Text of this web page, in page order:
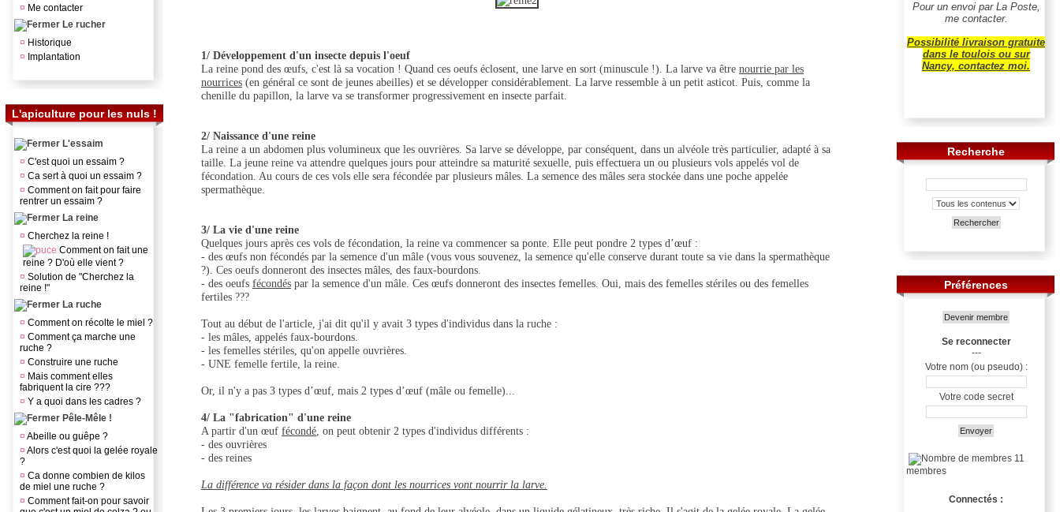
¤ Me contacter
Le rucher
¤ Historique
¤ Implantation
L'apiculture pour les nuls !
L'essaim
¤ C'est quoi un essaim ?
¤ Ca sert à quoi un essaim ?
¤ Comment on fait pour faire
rentrer un essaim ?
La reine
¤ Cherchez la reine !
Comment on fait une
reine ? D'où elle vient ?
¤ Solution de "Cherchez la
reine !"
La ruche
¤ Comment on récolte le miel ?
¤ Comment ça marche une
ruche ?
¤ Construire une ruche
¤ Mais comment elles
fabriquent la cire ???
¤ Y a quoi dans les cadres ?
Pêle-Mêle !
¤ Abeille ou guêpe ?
¤ Alors c'est quoi la gelée royale
?
¤ Ca donne combien de kilos
de miel une ruche ?
¤ Comment fait-on pour savoir
1/ Développement d'un insecte depuis l'oeuf
La reine pond des œufs, c'est là sa vocation ! Quand ces oeufs éclosent, une larve en sort (minuscule !). La larve va être nourrie par les
nourrices (en général ce sont de jeunes abeilles) et se développer considérablement. La larve ressemble à un petit asticot. Puis, comme la
chenille du papillon, la larve va se transformer progressivement en insecte parfait.
2/ Naissance d'une reine
La reine a un abdomen plus volumineux que les ouvrières. Sa larve se développe, par conséquent, dans un alvéole très particulier, adapté à sa
taille. La jeune reine va attendre quelques jours pour atteindre sa maturité sexuelle, puis effectuera un ou plusieurs vols appelés vol de
fécondation. Au cours de ces vols elle sera fécondée par plusieurs mâles. La semence des mâles sera stockée dans une poche appelée
spermathèque.
3/ La vie d'une reine
Quelques jours après ces vols de fécondation, la reine va commencer sa ponte. Elle peut pondre 2 types d’œuf :
- des œufs non fécondés par la semence d'un mâle (vous vous souvenez, la semence qu'elle conserve durant toute sa vie dans la spermathèque
?). Ces oeufs donneront des insectes mâles, des faux-bourdons.
- des oeufs fécondés par la semence d'un mâle. Ces œufs donneront des insectes femelles. Oui, mais des femelles stériles ou des femelles
fertiles ???
Tout au début de l'article, j'ai dit qu'il y avait 3 types d'individus dans la ruche :
- les mâles, appelés faux-bourdons.
- les femelles stériles, qu'on appelle ouvrières.
- UNE femelle fertile, la reine.
Or, il n'y a pas 3 types d’œuf, mais 2 types d’œuf (mâle ou femelle)...
4/ La "fabrication" d'une reine
A partir d'un œuf fécondé , on peut obtenir 2 types d'individus différents :
- des ouvrières
- des reines
La différence va résider dans la façon dont les nourrices vont nourrir la larve.
Pour un envoi par La Poste,
me contacter.
Possibilité livraison gratuite
dans le toulois ou sur
Nancy, contactez moi.
Recherche
Rechercher
Préférences
Devenir membre
Se reconnecter
---
Votre nom (ou pseudo) :
Votre code secret
Envoyer
11
membres
Connectés :